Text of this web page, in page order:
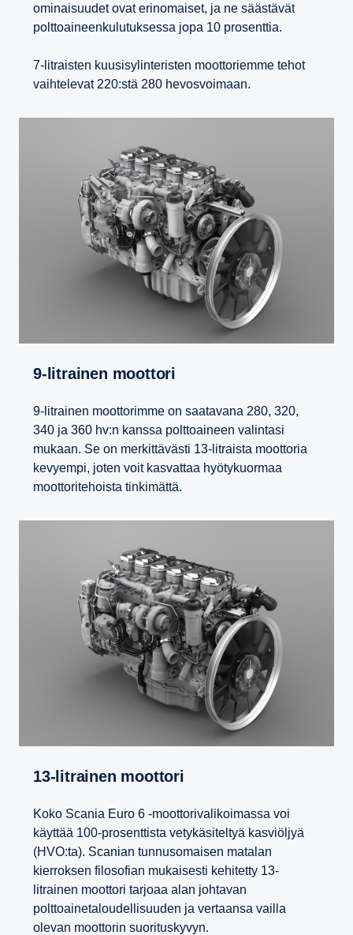
ominaisuudet ovat erinomaiset, ja ne säästävät
polttoaineenkulutuksessa jopa 10 prosenttia.
7-litraisten kuusisylinteristen moottoriemme tehot
vaihtelevat 220:stä 280 hevosvoimaan.
9-​litrainen moottori
9-litrainen moottorimme on saatavana 280, 320,
340 ja 360 hv:n kanssa polttoaineen valintasi
mukaan. Se on merkittävästi 13-litraista moottoria
kevyempi, joten voit kasvattaa hyötykuormaa
moottoritehoista tinkimättä.
13-​litrainen moottori
Koko Scania Euro 6 -moottorivalikoimassa voi
käyttää 100-prosenttista vetykäsiteltyä kasviöljyä
(HVO:ta). Scanian tunnusomaisen matalan
kierroksen filosofian mukaisesti kehitetty 13-
litrainen moottori tarjoaa alan johtavan
polttoainetaloudellisuuden ja vertaansa vailla
olevan moottorin suorituskyvyn.